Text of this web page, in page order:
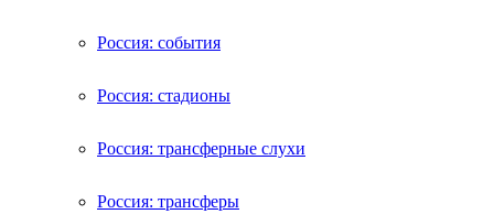
Россия: события
Россия: стадионы
Россия: трансферные слухи
Россия: трансферы